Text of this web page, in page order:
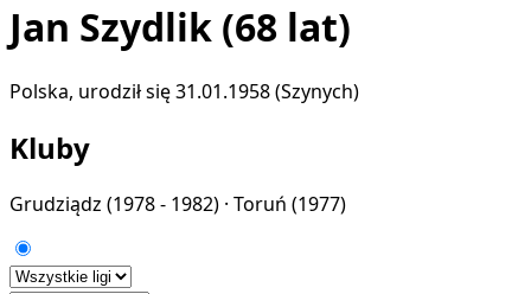
Jan Szydlik (68 lat)
Polska, urodził się 31.01.1958 (Szynych)
Kluby
Grudziądz (1978 - 1982) · Toruń (1977)